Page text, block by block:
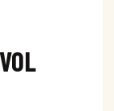
VOL